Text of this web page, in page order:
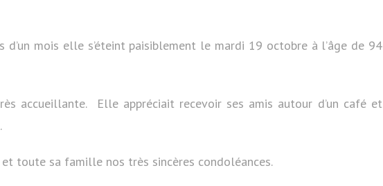
d’un mois elle s’éteint paisiblement le mardi 19 octobre à l’âge de 94
accueillante. Elle appréciait recevoir ses amis autour d’un café et
toute sa famille nos très sincères condoléances.